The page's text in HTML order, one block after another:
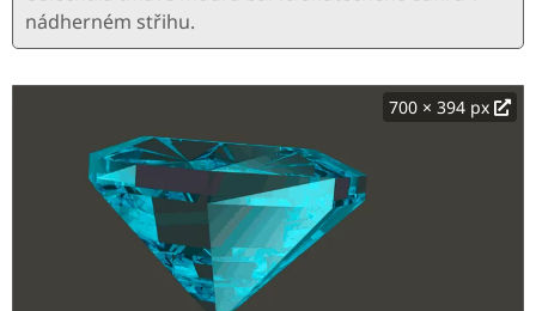
nádherném střihu.
700 × 394 px